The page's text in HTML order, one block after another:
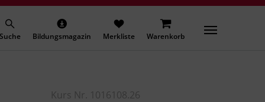
Suche Bildungsmagazin Merkliste Warenkorb
Kurs Nr. 1016108.26